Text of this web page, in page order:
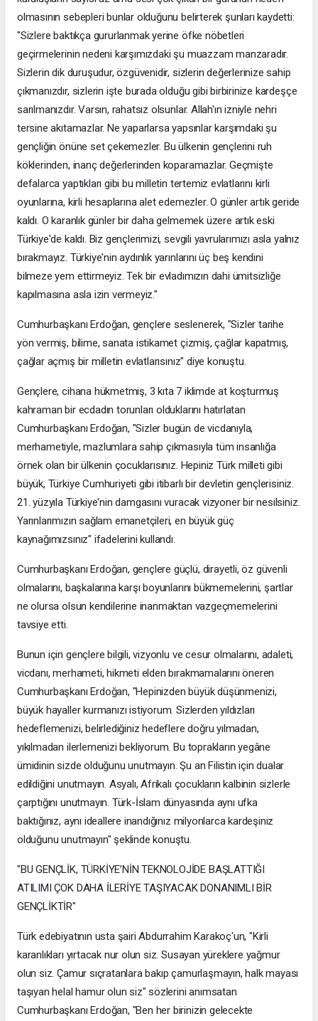
olmasının sebepleri bunlar olduğunu belirterek şunları kaydetti:
"Sizlere baktıkça gururlanmak yerine öfke nöbetleri
geçirmelerinin nedeni karşımızdaki şu muazzam manzaradır.
Sizlerin dik duruşudur, özgüvenidir, sizlerin değerlerinize sahip
çıkmanızdır, sizlerin işte burada olduğu gibi birbirinize kardeşçe
sarılmanızdır. Varsın, rahatsız olsunlar. Allah'ın izniyle nehri
tersine akıtamazlar. Ne yaparlarsa yapsınlar karşımdaki şu
gençliğin önüne set çekemezler. Bu ülkenin gençlerini ruh
köklerinden, inanç değerlerinden koparamazlar. Geçmişte
defalarca yaptıkları gibi bu milletin tertemiz evlatlarını kirli
oyunlarına, kirli hesaplarına alet edemezler. O günler artık geride
kaldı. O karanlık günler bir daha gelmemek üzere artık eski
Türkiye'de kaldı. Biz gençlerimizi, sevgili yavrularımızı asla yalnız
bırakmayız. Türkiye'nin aydınlık yarınlarını üç beş kendini
bilmeze yem ettirmeyiz. Tek bir evladımızın dahi ümitsizliğe
kapılmasına asla izin vermeyiz."
Cumhurbaşkanı Erdoğan, gençlere seslenerek, "Sizler tarihe
yön vermiş, bilime, sanata istikamet çizmiş, çağlar kapatmış,
çağlar açmış bir milletin evlatlarısınız" diye konuştu.
Gençlere, cihana hükmetmiş, 3 kıta 7 iklimde at koşturmuş
kahraman bir ecdadın torunları olduklarını hatırlatan
Cumhurbaşkanı Erdoğan, "Sizler bugün de vicdanıyla,
merhametiyle, mazlumlara sahip çıkmasıyla tüm insanlığa
örnek olan bir ülkenin çocuklarısınız. Hepiniz Türk milleti gibi
büyük, Türkiye Cumhuriyeti gibi itibarlı bir devletin gençlerisiniz.
21. yüzyıla Türkiye'nin damgasını vuracak vizyoner bir nesilsiniz.
Yarınlarımızın sağlam emanetçileri, en büyük güç
kaynağımızsınız" ifadelerini kullandı.
Cumhurbaşkanı Erdoğan, gençlere güçlü, dirayetli, öz güvenli
olmalarını, başkalarına karşı boyunlarını bükmemelerini, şartlar
ne olursa olsun kendilerine inanmaktan vazgeçmemelerini
tavsiye etti.
Bunun için gençlere bilgili, vizyonlu ve cesur olmalarını, adaleti,
vicdanı, merhameti, hikmeti elden bırakmamalarını öneren
Cumhurbaşkanı Erdoğan, "Hepinizden büyük düşünmenizi,
büyük hayaller kurmanızı istiyorum. Sizlerden yıldızları
hedeflemenizi, belirlediğiniz hedeflere doğru yılmadan,
yıkılmadan ilerlemenizi bekliyorum. Bu toprakların yegâne
ümidinin sizde olduğunu unutmayın. Şu an Filistin için dualar
edildiğini unutmayın. Asyalı, Afrikalı çocukların kalbinin sizlerle
çarptığını unutmayın. Türk-İslam dünyasında aynı ufka
baktığınız, aynı ideallere inandığınız milyonlarca kardeşiniz
olduğunu unutmayın" şeklinde konuştu.
"BU GENÇLİK, TÜRKİYE’NİN TEKNOLOJİDE BAŞLATTIĞI
ATILIMI ÇOK DAHA İLERİYE TAŞIYACAK DONANIMLI BİR
GENÇLİKTİR"
Türk edebiyatının usta şairi Abdurrahim Karakoç'un, "Kirli
karanlıkları yırtacak nur olun siz. Susayan yüreklere yağmur
olun siz. Çamur sıçratanlara bakıp çamurlaşmayın, halk mayası
taşıyan helal hamur olun siz" sözlerini anımsatan
Cumhurbaşkanı Erdoğan, "Ben her birinizin gelecekte